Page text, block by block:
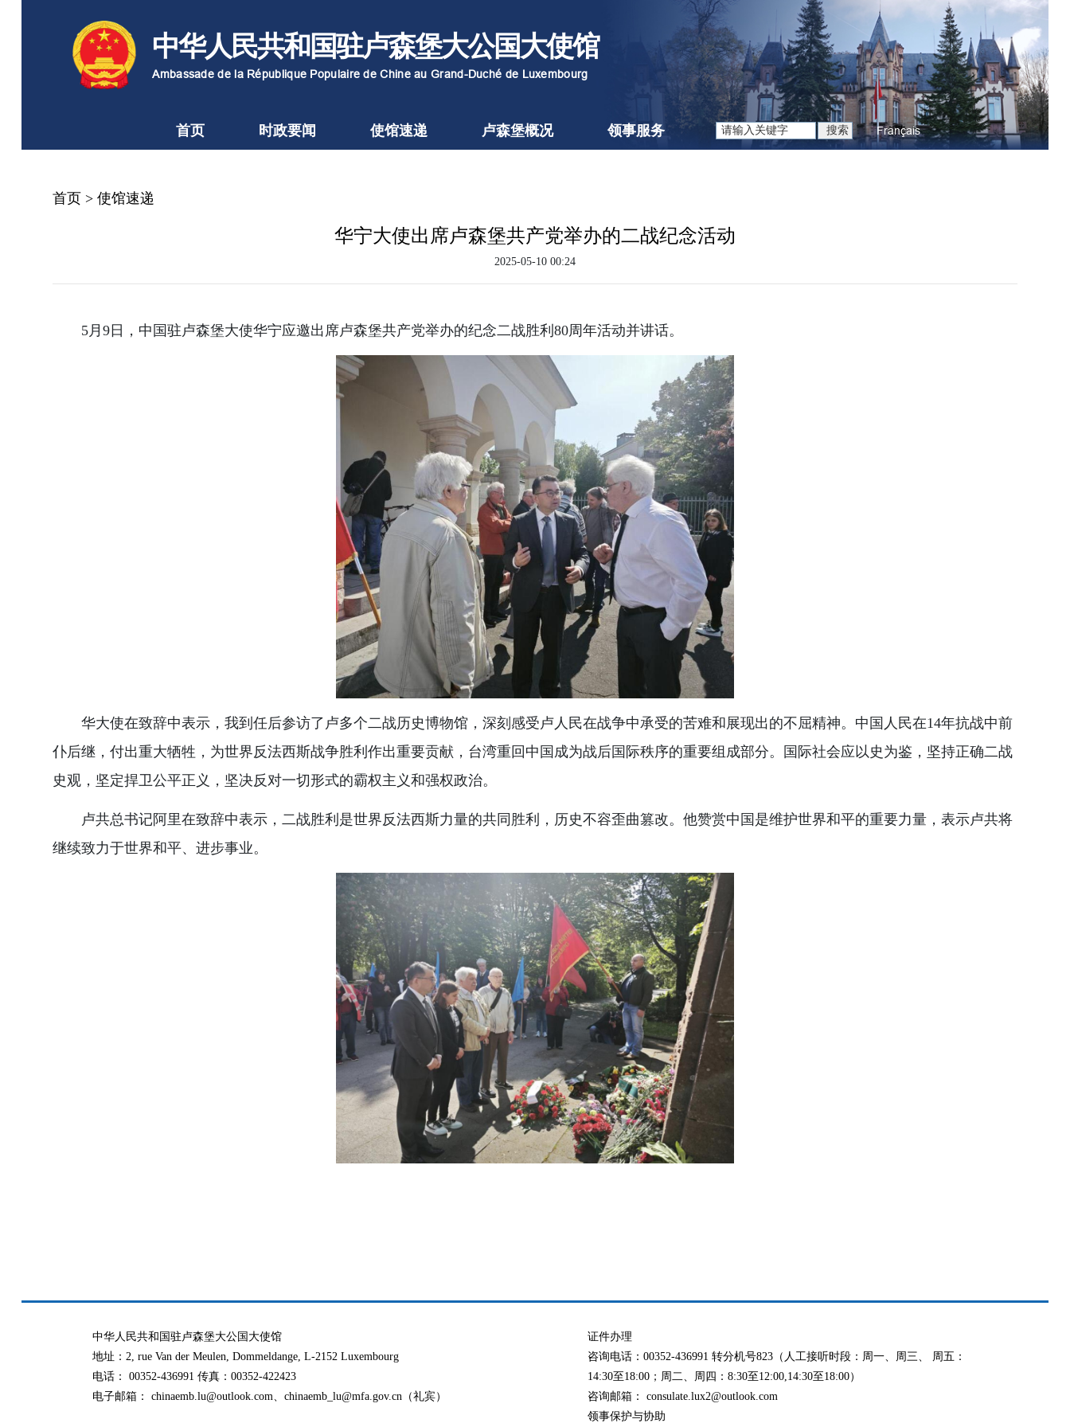
中华人民共和国驻卢森堡大公国大使馆
Ambassade de la République Populaire de Chine au Grand-Duché de Luxembourg
首页 时政要闻 使馆速递 卢森堡概况 领事服务 Français
首页> 使馆速递
华宁大使出席卢森堡共产党举办的二战纪念活动
2025-05-10 00:24
5月9日，中国驻卢森堡大使华宁应邀出席卢森堡共产党举办的纪念二战胜利80周年活动并讲话。
华大使在致辞中表示，我到任后参访了卢多个二战历史博物馆，深刻感受卢人民在战争中承受的苦难和展现出的不屈精神。中国人民在14年抗战中前
仆后继，付出重大牺牲，为世界反法西斯战争胜利作出重要贡献，台湾重回中国成为战后国际秩序的重要组成部分。国际社会应以史为鉴，坚持正确二战
史观，坚定捍卫公平正义，坚决反对一切形式的霸权主义和强权政治。
卢共总书记阿里在致辞中表示，二战胜利是世界反法西斯力量的共同胜利，历史不容歪曲篡改。他赞赏中国是维护世界和平的重要力量，表示卢共将
继续致力于世界和平、进步事业。
中华人民共和国驻卢森堡大公国大使馆
地址：2, rue Van der Meulen, Dommeldange, L-2152 Luxembourg
电话： 00352-436991 传真：00352-422423
电子邮箱： chinaemb.lu@outlook.com、chinaemb_lu@mfa.gov.cn（礼宾）
证件办理
咨询电话：00352-436991 转分机号823（人工接听时段：周一、周三、 周五：
14:30至18:00；周二、周四：8:30至12:00,14:30至18:00）
咨询邮箱： consulate.lux2@outlook.com
领事保护与协助